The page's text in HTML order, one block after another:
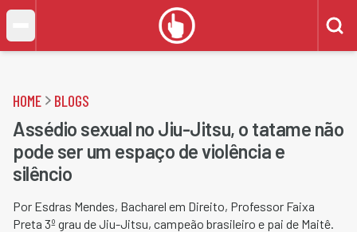
HOME BLOGS
Assédio sexual no Jiu-Jitsu, o tatame não
pode ser um espaço de violência e
silêncio
Por Esdras Mendes, Bacharel em Direito, Professor Faixa
Preta 3º grau de Jiu-Jitsu, campeão brasileiro e pai de Maitê.